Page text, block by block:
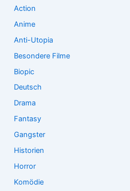
Action
Anime
Anti-Utopia
Besondere Filme
Biopic
Deutsch
Drama
Fantasy
Gangster
Historien
Horror
Komödie